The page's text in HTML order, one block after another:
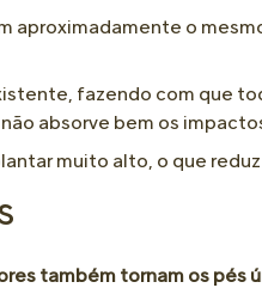
aproximadamente o
fazendo com que
absorve bem os
muito alto, o que
também tornam os pés